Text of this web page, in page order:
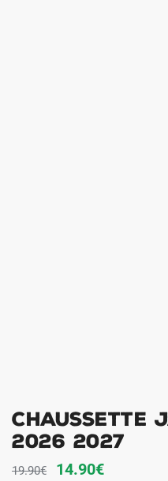
Chaussette
2026 2027
19.90€
Le
14.90€Le